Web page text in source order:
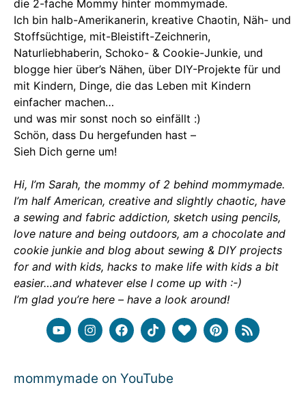
die 2-fache Mommy hinter mommymade.
Ich bin halb-Amerikanerin, kreative Chaotin, Näh- und
Stoffsüchtige, mit-Bleistift-Zeichnerin,
Naturliebhaberin, Schoko- & Cookie-Junkie, und
blogge hier über’s Nähen, über DIY-Projekte für und
mit Kindern, Dinge, die das Leben mit Kindern
einfacher machen…
und was mir sonst noch so einfällt :)
Schön, dass Du hergefunden hast –
Sieh Dich gerne um!
Hi, I’m Sarah, the mommy of 2 behind mommymade.
I’m half American, creative and slightly chaotic, have
a sewing and fabric addiction, sketch using pencils,
love nature and being outdoors, am a chocolate and
cookie junkie and blog about sewing & DIY projects
for and with kids, hacks to make life with kids a bit
easier…and whatever else I come up with :-)
I’m glad you’re here – have a look around!
mommymade on YouTube